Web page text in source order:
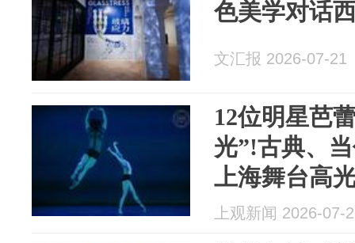
色美学对话
文汇报 2026-07-21
12位明星芭
光”!古典、
上海舞台高
上观新闻 2026-07-